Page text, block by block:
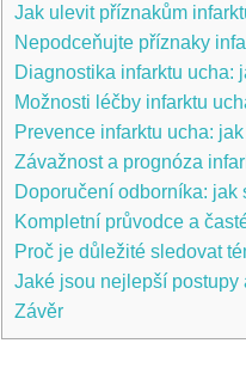
Jak‍ ulevit‌ příznakům
Nepodceňujte příznaky
Diagnostika infarktu ​ucha:
Možnosti léčby infarktu
Prevence infarktu ucha:
Závažnost a prognóza
Doporučení odborníka: jak
Kompletní průvodce a
Proč je důležité sledovat
Jaké jsou nejlepší
Závěr